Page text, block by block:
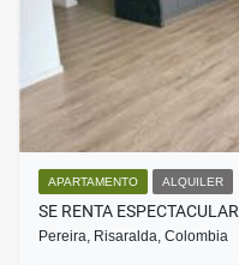
APARTAMENTO ALQUILER
SE RENTA
Pereira, Risaralda, Colombia